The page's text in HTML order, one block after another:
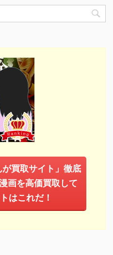
が買取サイト」徹底
画を高価買取して
はこれだ！